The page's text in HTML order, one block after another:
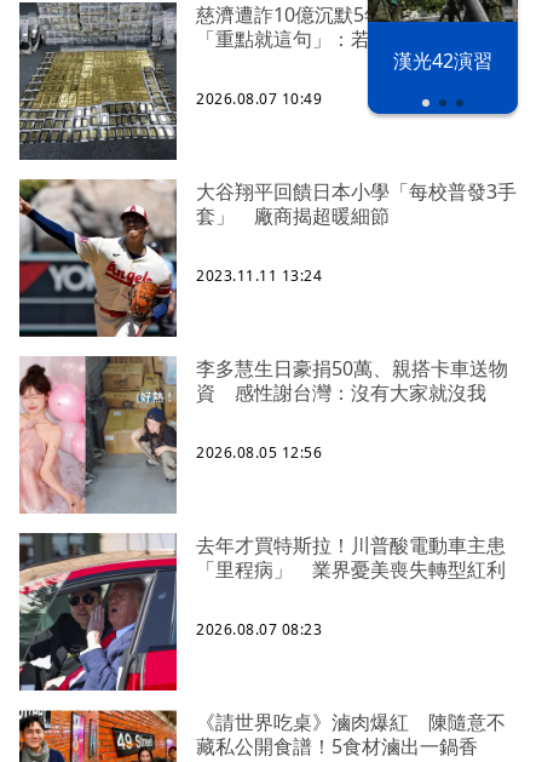
漢光42演習
慈濟遭詐10億沉默5年 四叉貓看聲明
「重點就這句」：若判有罪錢還我
2026.08.07 10:49
大谷翔平回饋日本小學「每校普發3手
套」 廠商揭超暖細節
2023.11.11 13:24
李多慧生日豪捐50萬、親搭卡車送物
資 感性謝台灣：沒有大家就沒我
2026.08.05 12:56
去年才買特斯拉！川普酸電動車主患
「里程病」 業界憂美喪失轉型紅利
2026.08.07 08:23
《請世界吃桌》滷肉爆紅 陳隨意不
藏私公開食譜！5食材滷出一鍋香